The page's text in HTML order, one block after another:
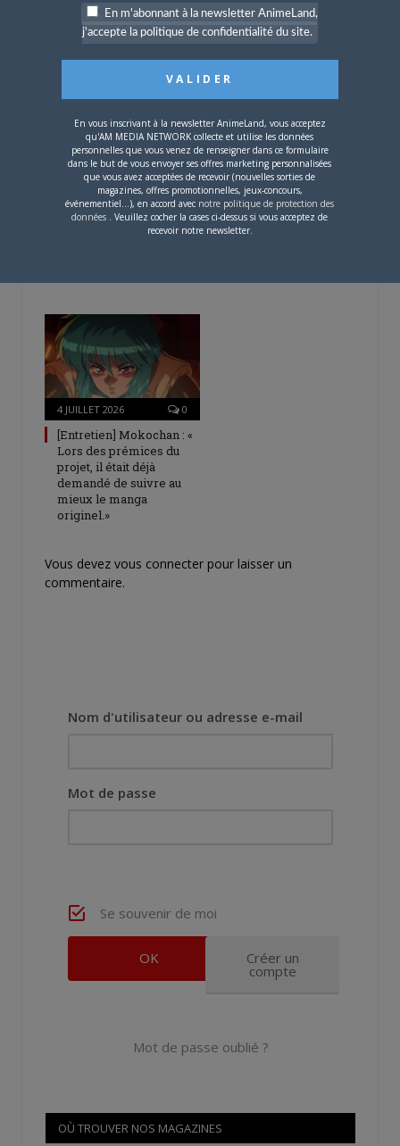
5 AOÛT 2026
4 AOÛT 2026 0
4 JUILLET 2026 0
[Entretien] Mokochan : «
Lors des prémices du
projet, il était déjà
demandé de suivre au
mieux le manga
originel.»
Vous devez vous connecter pour laisser un
commentaire.
Nom d'utilisateur ou adresse e-mail
Mot de passe
Se souvenir de moi
Créer un
compte
Mot de passe oublié ?
OÙ TROUVER NOS MAGAZINES
En m'abonnant à la newsletter AnimeLand,
j'accepte la politique de confidentialité du site.
En vous inscrivant à la newsletter AnimeLand, vous acceptez
qu'AM MEDIA NETWORK collecte et utilise les données
personnelles que vous venez de renseigner dans ce formulaire
dans le but de vous envoyer ses offres marketing personnalisées
que vous avez acceptées de recevoir (nouvelles sorties de
magazines, offres promotionnelles, jeux-concours,
événementiel...), en accord avec notre politique de protection des
données . Veuillez cocher la cases ci-dessus si vous acceptez de
recevoir notre newsletter.